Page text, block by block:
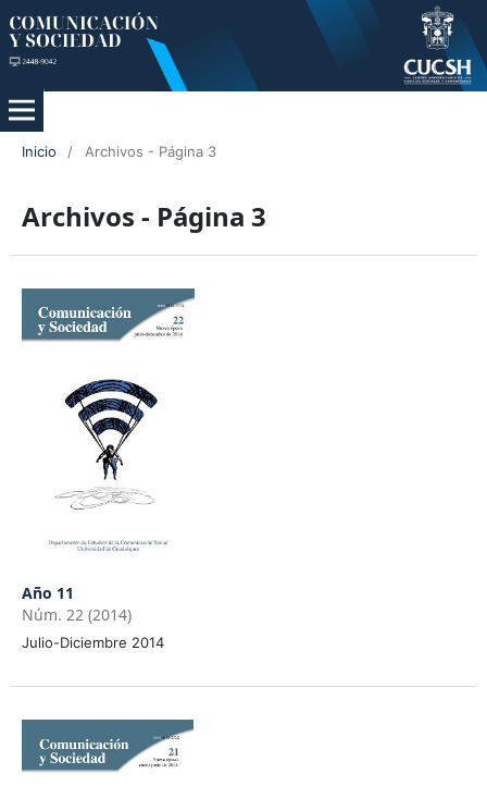
Inicio / Archivos - Página 3
Archivos - Página 3
Año 11
Núm. 22 (2014)
Julio-Diciembre 2014